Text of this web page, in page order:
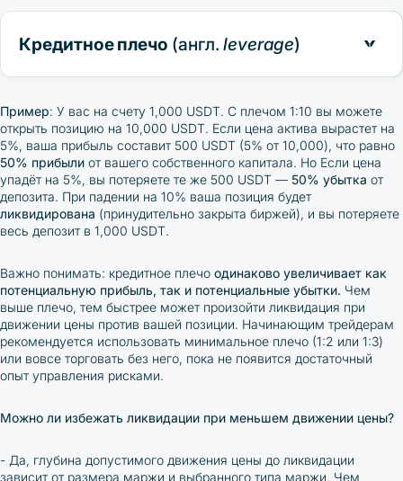
Кредитное плечо (англ.leverage)
возможность торговать объёмами, превышающими
обозначается как соотношение, например1:10или 10x, что
означает, что на каждый ваш доллар биржа предоставляет
ещё 9 долларов заёмных средств.
Пример: У вас на счету 1,000 USDT. С плечом 1:10 вы можете
открыть позицию на 10,000 USDT. Если цена актива вырастет на
5%, ваша прибыль составит 500 USDT (5% от 10,000), что равно
50% прибыли от вашего собственного капитала. Но Если цена
упадёт на 5%, вы потеряете те же 500 USDT — 50% убытка от
депозита. При падении на 10% ваша позиция будет
ликвидирована (принудительно закрыта биржей), и вы потеряете
весь депозит в 1,000 USDT.
Важно понимать: кредитное плечо одинаково увеличивает как
потенциальную прибыль, так и потенциальные убытки. Чем
выше плечо, тем быстрее может произойти ликвидация при
движении цены против вашей позиции. Начинающим трейдерам
рекомендуется использовать минимальное плечо (1:2 или 1:3)
или вовсе торговать без него, пока не появится достаточный
опыт управления рисками.
Можно ли избежать ликвидации при меньшем движении цены?
- Да, глубина допустимого движения цены до ликвидации
зависит от размера маржи и выбранного типа маржи. Чем